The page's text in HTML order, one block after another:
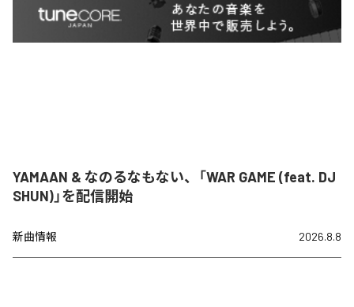
YAMAAN & なのるなもない、「WAR GAME (feat. DJ
SHUN)」を配信開始
新曲情報 2026.8.8